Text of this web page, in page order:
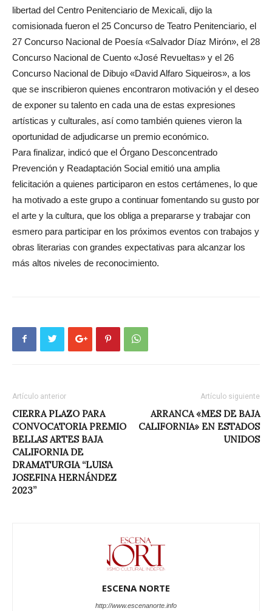
libertad del Centro Penitenciario de Mexicali, dijo la
comisionada fueron el 25 Concurso de Teatro Penitenciario, el
27 Concurso Nacional de Poesía «Salvador Díaz Mirón», el 28
Concurso Nacional de Cuento «José Revueltas» y el 26
Concurso Nacional de Dibujo «David Alfaro Siqueiros», a los
que se inscribieron quienes encontraron motivación y el deseo
de exponer su talento en cada una de estas expresiones
artísticas y culturales, así como también quienes vieron la
oportunidad de adjudicarse un premio económico.
Para finalizar, indicó que el Órgano Desconcentrado
Prevención y Readaptación Social emitió una amplia
felicitación a quienes participaron en estos certámenes, lo que
ha motivado a este grupo a continuar fomentando su gusto por
el arte y la cultura, que los obliga a prepararse y trabajar con
esmero para participar en los próximos eventos con trabajos y
obras literarias con grandes expectativas para alcanzar los
más altos niveles de reconocimiento.
Artículo anterior
CIERRA PLAZO PARA
CONVOCATORIA PREMIO
BELLAS ARTES BAJA
CALIFORNIA DE
DRAMATURGIA “LUISA
JOSEFINA HERNÁNDEZ
2023”
Artículo siguiente
ARRANCA «MES DE BAJA
CALIFORNIA» EN ESTADOS
UNIDOS
ESCENA NORTE
http://www.escenanorte.info